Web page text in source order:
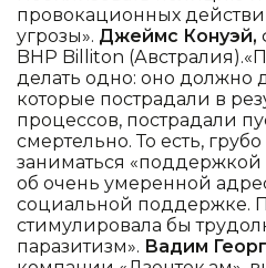
провокационных
угрозы». Джеймс Конуэй,
BHP Billiton
делать одно: оно должно
которые пострадали в
процессов, пострадали
смертельно. То есть,
заниматься «поддержкой
об очень умеренной
социальной поддержке.
стимулировала бы
паразитизм». Вадим